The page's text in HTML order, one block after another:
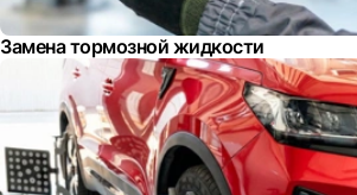
Замена тормозной жидкости